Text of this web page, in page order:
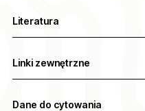
Literatura
Linki zewnętrzne
Dane do cytowania